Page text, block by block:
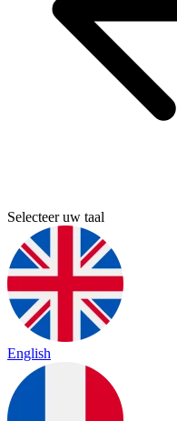
Selecteer uw taal
English